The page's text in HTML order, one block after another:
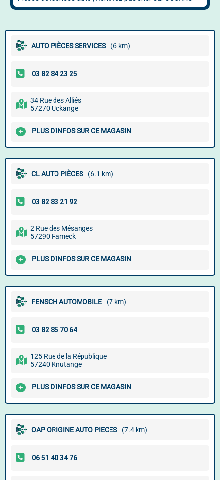
AUTO PIÈCES SERVICES (6 km)
34 Rue des Alliés
57270 Uckange
PLUS D'INFOS SUR CE MAGASIN
CL AUTO PIÈCES (6.1 km)
2 Rue des Mésanges
57290 Fameck
PLUS D'INFOS SUR CE MAGASIN
FENSCH AUTOMOBILE (7 km)
125 Rue de la République
57240 Knutange
PLUS D'INFOS SUR CE MAGASIN
OAP ORIGINE AUTO PIECES (7.4 km)